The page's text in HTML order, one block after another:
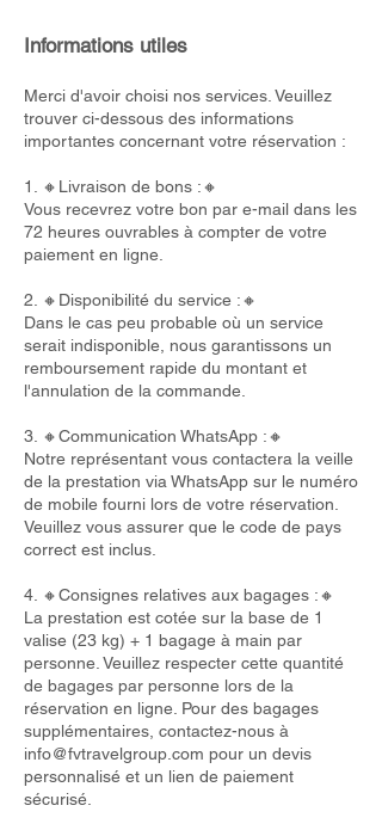
Informations utiles
Merci d'avoir choisi nos services. Veuillez
trouver ci-dessous des informations
importantes concernant votre réservation :
1. 🔸Livraison de bons :🔸
Vous recevrez votre bon par e-mail dans les
72 heures ouvrables à compter de votre
paiement en ligne.
2. 🔸Disponibilité du service :🔸
Dans le cas peu probable où un service
serait indisponible, nous garantissons un
remboursement rapide du montant et
l'annulation de la commande.
3. 🔸Communication WhatsApp :🔸
Notre représentant vous contactera la veille
de la prestation via WhatsApp sur le numéro
de mobile fourni lors de votre réservation.
Veuillez vous assurer que le code de pays
correct est inclus.
4. 🔸Consignes relatives aux bagages :🔸
La prestation est cotée sur la base de 1
valise (23 kg) + 1 bagage à main par
personne. Veuillez respecter cette quantité
de bagages par personne lors de la
réservation en ligne. Pour des bagages
supplémentaires, contactez-nous à
info@fvtravelgroup.com pour un devis
personnalisé et un lien de paiement
sécurisé.